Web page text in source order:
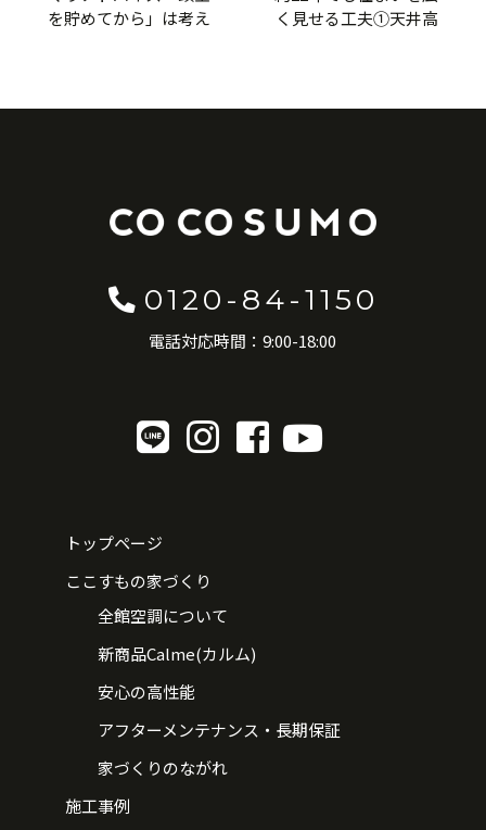
を貯めてから」は考え
く見せる工夫①天井高
0120-84-1150
電話対応時間：9:00-18:00
トップページ
ここすもの家づくり
全館空調について
新商品Calme(カルム)
安心の高性能
アフターメンテナンス・長期保証
家づくりのながれ
施工事例